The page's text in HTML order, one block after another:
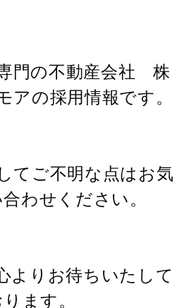
門の不動産会社 株
アの採用情報です。
てご不明な点はお気
わせください。
よりお待ちいたして
ます。